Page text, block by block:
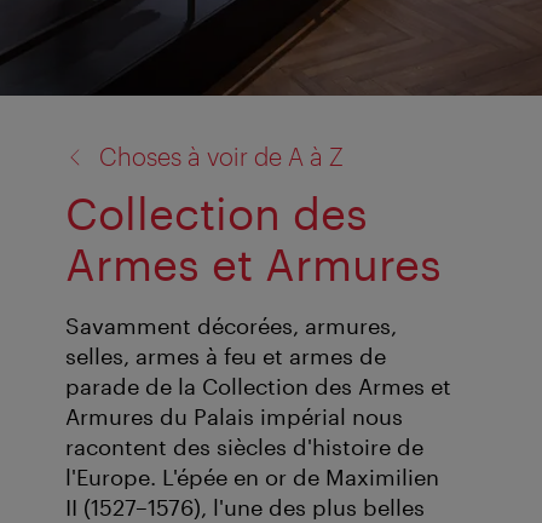
Choses à voir de A à Z
Collection des
Armes et Armures
Savamment décorées, armures,
selles, armes à feu et armes de
parade de la Collection des Armes et
Armures du Palais impérial nous
racontent des siècles d'histoire de
l'Europe. L'épée en or de Maximilien
II (1527–1576), l'une des plus belles